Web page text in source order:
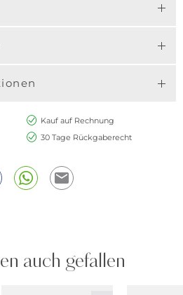
Kauf auf Rechnung
30 Tage Rückgaberecht
auch gefallen